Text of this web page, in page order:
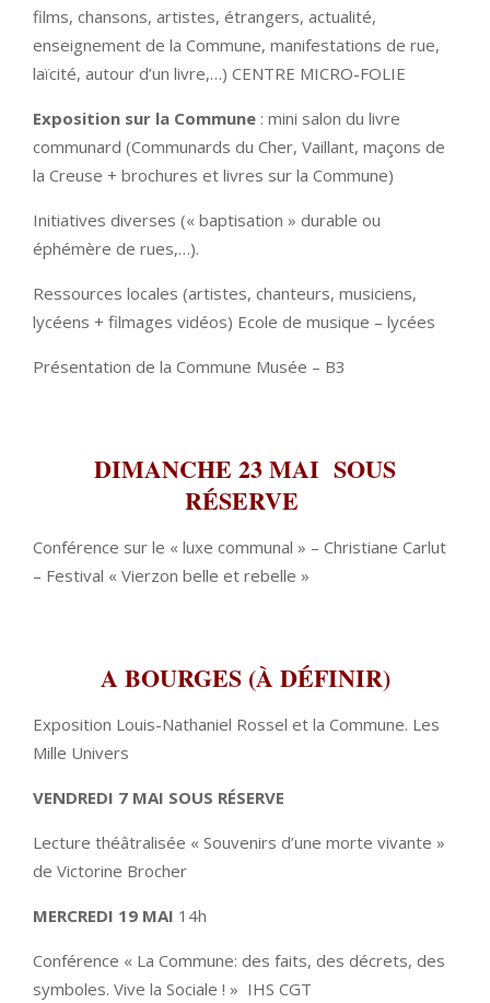
films, chansons, artistes, étrangers, actualité,
enseignement de la Commune, manifestations de rue,
laïcité, autour d’un livre,…) CENTRE MICRO-FOLIE
Exposition sur la Commune : mini salon du livre
communard (Communards du Cher, Vaillant, maçons de
la Creuse + brochures et livres sur la Commune)
Initiatives diverses (« baptisation » durable ou
éphémère de rues,…).
Ressources locales (artistes, chanteurs, musiciens,
lycéens + filmages vidéos) Ecole de musique – lycées
Présentation de la Commune Musée – B3
DIMANCHE 23 MAI SOUS
RÉSERVE
Conférence sur le « luxe communal » – Christiane Carlut
– Festival « Vierzon belle et rebelle »
A BOURGES (À DÉFINIR)
Exposition Louis-Nathaniel Rossel et la Commune. Les
Mille Univers
VENDREDI 7 MAI SOUS RÉSERVE
Lecture théâtralisée « Souvenirs d’une morte vivante »
de Victorine Brocher
MERCREDI 19 MAI 14h
Conférence « La Commune: des faits, des décrets, des
symboles. Vive la Sociale ! » IHS CGT